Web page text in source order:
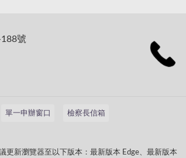
號
單一申辦窗口 檢察長信箱
更新瀏覽器至以下版本：最新版本 Edge、最新版本